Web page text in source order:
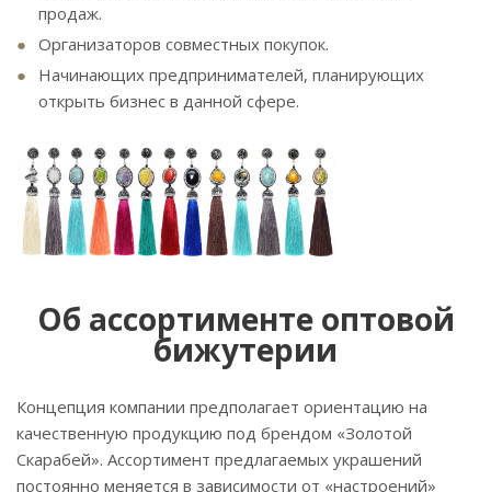
продаж.
Организаторов совместных покупок.
Начинающих предпринимателей, планирующих
открыть бизнес в данной сфере.
Об ассортименте оптовой
бижутерии
Концепция компании предполагает ориентацию на
качественную продукцию под брендом «Золотой
Скарабей». Ассортимент предлагаемых украшений
постоянно меняется в зависимости от «настроений»